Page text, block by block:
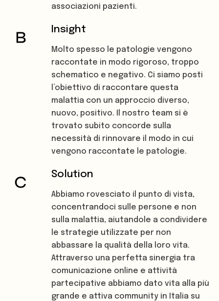
associazioni pazienti.
Insight
Molto spesso le patologie vengono
raccontate in modo rigoroso, troppo
schematico e negativo. Ci siamo posti
l’obiettivo di raccontare questa
malattia con un approccio diverso,
nuovo, positivo. Il nostro team si è
trovato subito concorde sulla
necessità di rinnovare il modo in cui
vengono raccontate le patologie.
Solution
Abbiamo rovesciato il punto di vista,
concentrandoci sulle persone e non
sulla malattia, aiutandole a condividere
le strategie utilizzate per non
abbassare la qualità della loro vita.
Attraverso una perfetta sinergia tra
comunicazione online e attività
partecipative abbiamo dato vita alla più
grande e attiva community in Italia su